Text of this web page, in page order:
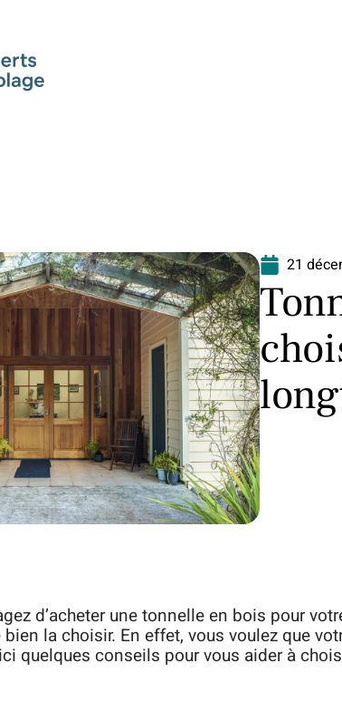
21
d’acheter une tonnelle en bois pour
la choisir. En effet, vous voulez que
quelques conseils pour vous aider à